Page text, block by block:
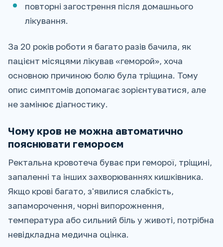
повторні загострення після домашнього
лікування.
За 20 років роботи я багато разів бачила, як
пацієнт місяцями лікував «геморой», хоча
основною причиною болю була тріщина. Тому
опис симптомів допомагає зорієнтуватися, але
не замінює діагностику.
Чому кров не можна автоматично
пояснювати гемороєм
Ректальна кровотеча буває при геморої, тріщині,
запаленні та інших захворюваннях кишківника.
Якщо крові багато, з'явилися слабкість,
запаморочення, чорні випорожнення,
температура або сильний біль у животі, потрібна
невідкладна медична оцінка.